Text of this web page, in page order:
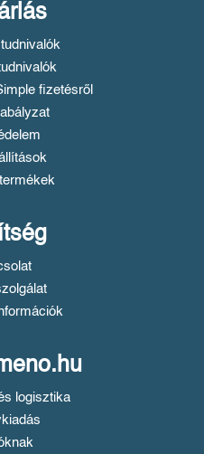
fizetésről
logisztika